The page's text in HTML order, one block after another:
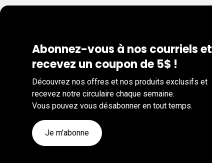
Abonnez-vous à nos courriels et
recevez un coupon de 5$ !
Découvrez nos offres et nos produits exclusifs et
recevez notre circulaire chaque semaine.
Vous pouvez vous désabonner en tout temps.
Je m'abonne